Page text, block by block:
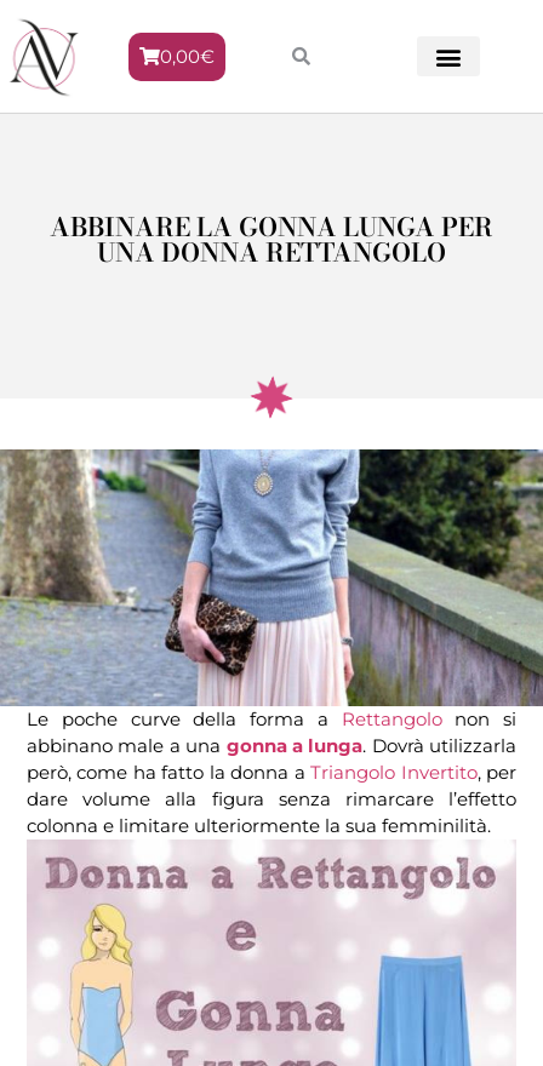
0,00€
ABBINARE LA GONNA LUNGA PER
UNA DONNA RETTANGOLO
Le poche curve della forma a Rettangolonon si
abbinano male a una gonna a lunga. Dovrà utilizzarla
però, come ha fatto la donna aTriangolo Invertito, per
dare volume alla figura senza rimarcare l’effetto
colonna e limitare ulteriormente la sua femminilità.